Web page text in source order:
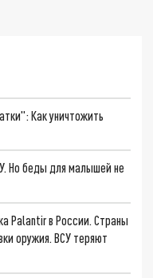
Как уничтожить
Но беды для малышей не
Palantir в России. Страны
оружия. ВСУ теряют